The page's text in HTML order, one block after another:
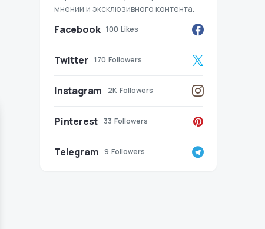
мнений и эксклюзивного контента.
Facebook 100 Likes
Twitter 170 Followers
Instagram 2K Followers
Pinterest 33 Followers
Telegram 9 Followers